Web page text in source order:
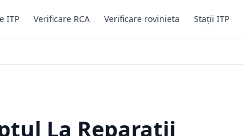
ITP Verificare RCA Verificare rovinieta Stații ITP
La Reparații